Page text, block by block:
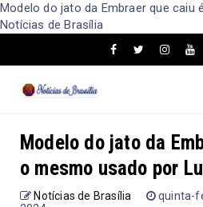
Modelo do jato da Embraer que caiu
Notícias de Brasília
Modelo do jato da
o mesmo usado por
Notícias de Brasília
quinta-